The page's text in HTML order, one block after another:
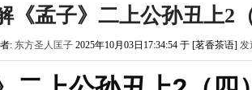
《孟子》二上公孙丑上2（
: 东方圣人匡子 2025年10月03日17:34:54 于 [茗香茶语] 发